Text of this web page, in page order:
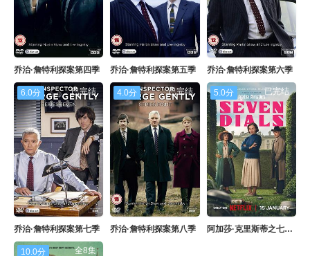
乔治·詹特利探案第四季 乔治·詹特利探案第五季 乔治·詹特利探案第六季
6.0分 已完结
乔治·詹特利探案第七季
4.0分 已完结
乔治·詹特利探案第八季
5.0分 已完结
阿加莎·克里斯蒂之七面钟
10.0分 全8集